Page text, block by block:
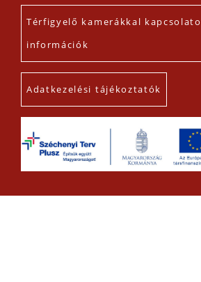
Térfigyelő kamerákkal
információk
Adatkezelési tájékoztatók